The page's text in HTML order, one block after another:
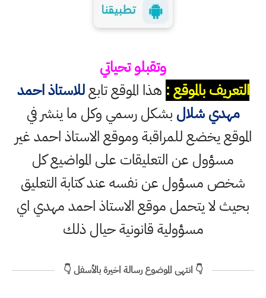
وتقبلو تحياتي
التعريف بالموقع : هذا الموقع تابعللاستاذ احمد
مهدي شلال بشكل رسمي وكل ما ينشر في
الموقع يخضع للمراقبة وموقع الاستاذ احمد غير
مسؤول عن التعليقات على المواضيع كل
شخص مسؤول عن نفسه عند كتابة التعليق
بحيث لا يتحمل موقع الاستاذ احمد مهدي اي
مسؤولية قانونية حيال ذلك
👇 انتهى الموضوع رسالة اخيرة بالأسفل 👇